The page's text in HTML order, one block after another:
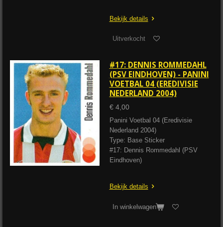
Bekijk details
Uitverkocht
#17: DENNIS ROMMEDAHL
(PSV EINDHOVEN) - PANINI
VOETBAL 04 (EREDIVISIE
NEDERLAND 2004)
€ 4,00
Panini Voetbal 04 (Eredivisie
Nederland 2004)
Type: Base Sticker
#17: Dennis Rommedahl (PSV
Eindhoven)
Bekijk details
In winkelwagen